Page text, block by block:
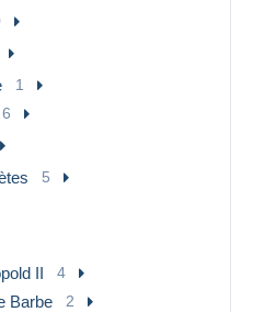
1
6
5
II 4
Barbe 2